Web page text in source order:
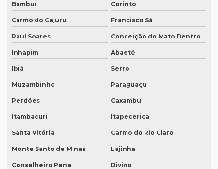
Bambuí Corinto
Carmo do Cajuru Francisco Sá
Raul Soares Conceição do Mato Dentro
Inhapim Abaeté
Ibiá Serro
Muzambinho Paraguaçu
Perdões Caxambu
Itambacuri Itapecerica
Santa Vitória Carmo do Rio Claro
Monte Santo de Minas Lajinha
Conselheiro Pena Divino